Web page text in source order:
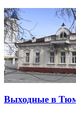
Выходные в